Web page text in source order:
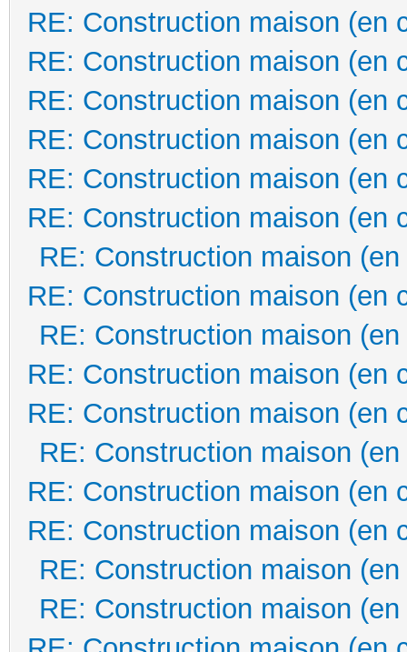
RE: Construction maison (en
RE: Construction maison (en
RE: Construction maison (en
RE: Construction maison (en
RE: Construction maison (en
RE: Construction maison (en
RE: Construction maison
RE: Construction maison (en
RE: Construction maison
RE: Construction maison (en
RE: Construction maison (en
RE: Construction maison
RE: Construction maison (en
RE: Construction maison (en
RE: Construction maison
RE: Construction maison